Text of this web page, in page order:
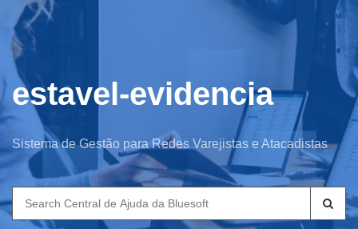
estavel-evidencia
Sistema de Gestão para Redes Varejistas e Atacadistas
Search
for: